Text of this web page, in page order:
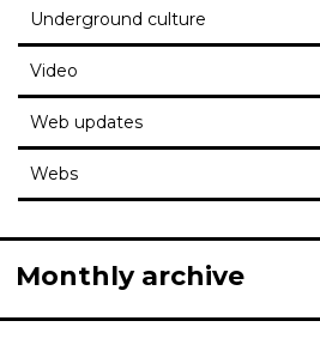
Underground culture
Video
Web updates
Webs
Monthly archive